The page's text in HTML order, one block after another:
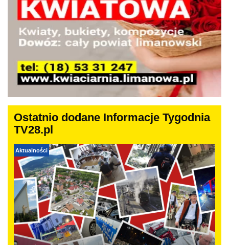
Ostatnio dodane Informacje Tygodnia
TV28.pl
Aktualności